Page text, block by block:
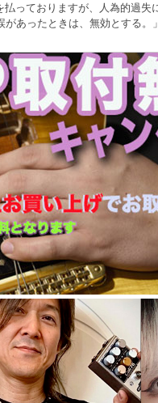
っておりますが、人為的過失
あったときは、無効とする。